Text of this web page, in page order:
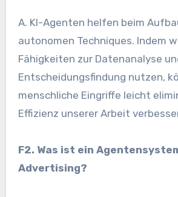
A. KI-Agenten helfen beim
autonomen Techniques. Indem
Fähigkeiten zur Datenanalyse
Entscheidungsfindung nutzen,
menschliche Eingriffe leicht
Effizienz unserer Arbeit
F2. Was ist ein
Advertising?